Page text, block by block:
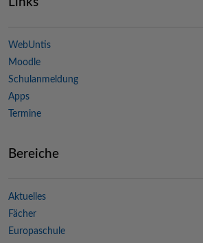
WebUntis
Moodle
Schulanmeldung
Apps
Termine
Bereiche
Aktuelles
Fächer
Europaschule